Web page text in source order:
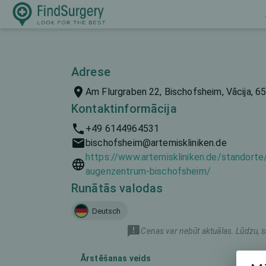
Adrese
Am Flurgraben 22, Bischofsheim, Vācija,
Kontaktinformācija
+49 6144964531
bischofsheim@artemiskliniken.de
https://www.artemiskliniken.de/
augenzentrum-bischofsheim/
Runātās valodas
Deutsch
Cenas var nebūt aktuālas. Lūdzu,
Ārstēšanas veids